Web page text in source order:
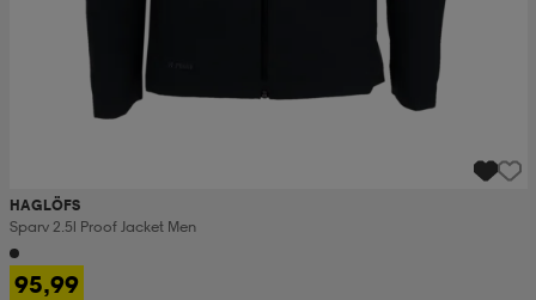
HAGLÖFS
Sparv 2.5l Proof Jacket Men
95,99